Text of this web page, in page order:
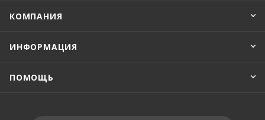
КОМПАНИЯ
ИНФОРМАЦИЯ
ПОМОЩЬ